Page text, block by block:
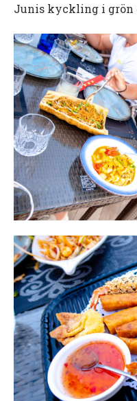
Junis kyckling i grön